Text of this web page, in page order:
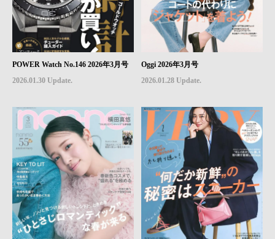
POWER Watch No.146 2026年3月号
2026.01.30 Update.
Oggi 2026年3月号
2026.01.28 Update.